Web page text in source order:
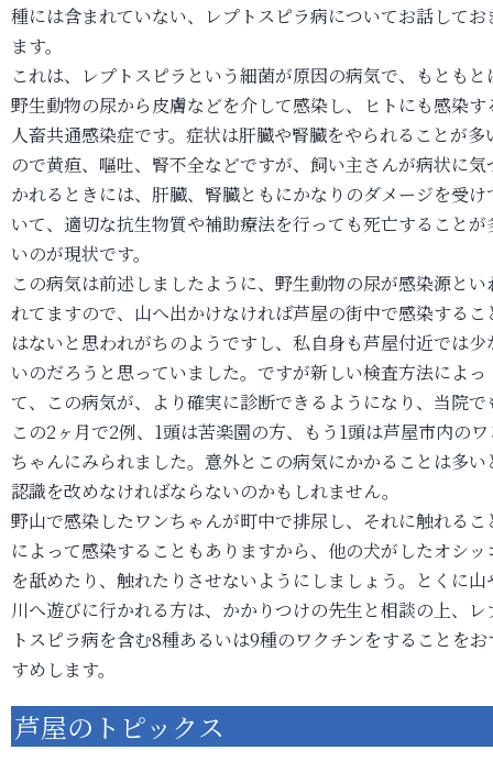
種には含まれていない、レプトスピラ病についてお話してお
ます。
これは、レプトスピラという細菌が原因の病気で、もともと
野生動物の尿から皮膚などを介して感染し、ヒトにも感染す
人畜共通感染症です。症状は肝臓や腎臓をやられることが多
ので黄疸、嘔吐、腎不全などですが、飼い主さんが病状に気
かれるときには、肝臓、腎臓ともにかなりのダメージを受け
いて、適切な抗生物質や補助療法を行っても死亡することが
いのが現状です。
この病気は前述しましたように、野生動物の尿が感染源とい
れてますので、山へ出かけなければ芦屋の街中で感染するこ
はないと思われがちのようですし、私自身も芦屋付近では少
いのだろうと思っていました。ですが新しい検査方法によっ
て、この病気が、より確実に診断できるようになり、当院で
この2ヶ月で2例、1頭は苦楽園の方、もう1頭は芦屋市内の
ちゃんにみられました。意外とこの病気にかかることは多い
認識を改めなければならないのかもしれません。
野山で感染したワンちゃんが町中で排尿し、それに触れるこ
によって感染することもありますから、他の犬がしたオシッ
を舐めたり、触れたりさせないようにしましょう。とくに山
川へ遊びに行かれる方は、かかりつけの先生と相談の上、レ
トスピラ病を含む8種あるいは9種のワクチンをすることをお
すめします。
芦屋のトピックス